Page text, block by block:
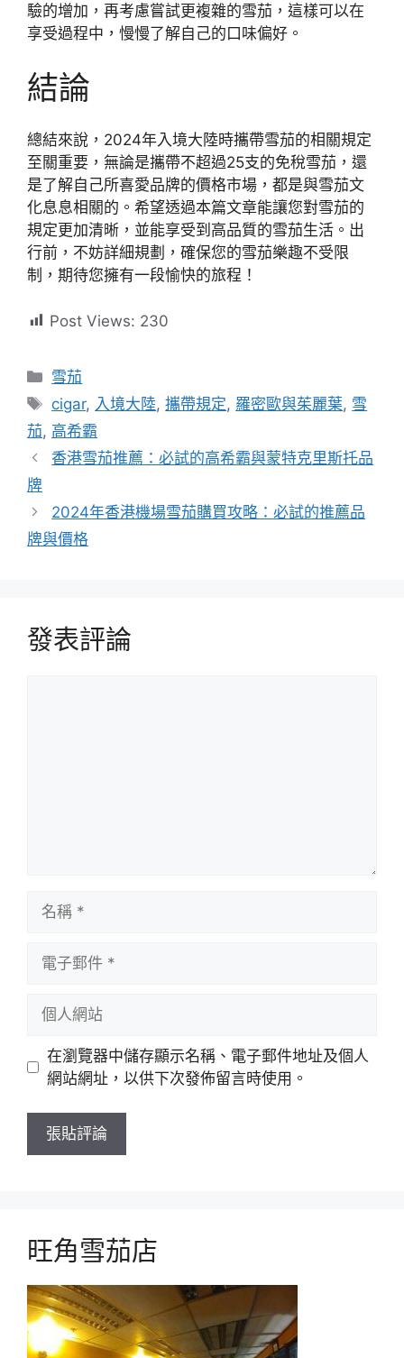
驗的增加，再考慮嘗試更複雜的雪茄，這樣可以在
享受過程中，慢慢了解自己的口味偏好。
結論
總結來說，2024年入境大陸時攜帶雪茄的相關規定
至關重要，無論是攜帶不超過25支的免稅雪茄，還
是了解自己所喜愛品牌的價格市場，都是與雪茄文
化息息相關的。希望透過本篇文章能讓您對雪茄的
規定更加清晰，並能享受到高品質的雪茄生活。出
行前，不妨詳細規劃，確保您的雪茄樂趣不受限
制，期待您擁有一段愉快的旅程！
Post Views: 230
分
類
雪茄
標
籤
cigar, 入境大陸,攜帶規定, 羅密歐與茱麗葉, 雪
茄, 高希霸
香港雪茄推薦：必試的高希霸與蒙特克里斯托品
牌
2024年香港機場雪茄購買攻略：必試的推薦品
牌與價格
發表評論
站
在瀏覽器中儲存顯示名稱、電子郵件地址及個人
網站網址，以供下次發佈留言時使用。
旺角雪茄店